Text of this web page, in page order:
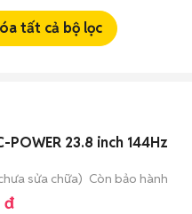
tất cả bộ lọc
POWER 23.8 inch 144Hz
sửa chữa) Còn bảo hành
đ